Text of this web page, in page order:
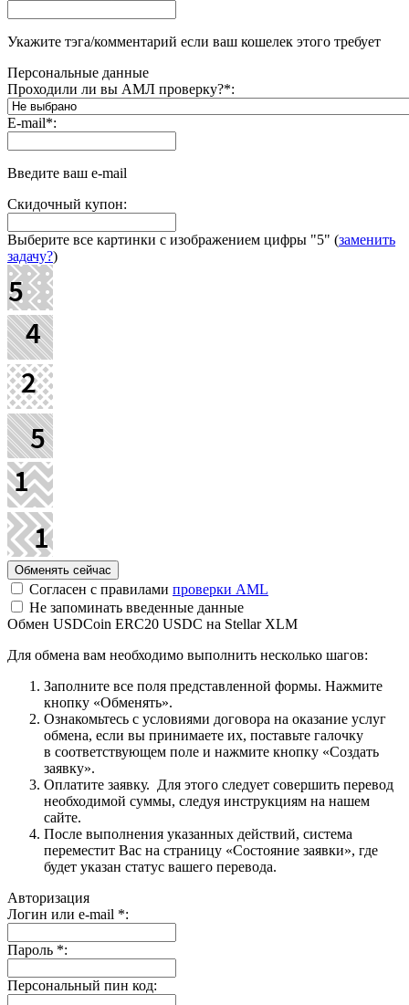
Укажите тэга/комментарий если ваш кошелек этого требует
Персональные данные
Проходили ли вы АМЛ проверку?*:
E-mail*:
Введите ваш e-mail
Скидочный купон:
Выберите все картинки с изображением цифры "5" (заменить
задачу?)
Согласен с правилами проверки AML
Не запоминать введенные данные
Обмен USDCoin ERC20 USDC на Stellar XLM
Для обмена вам необходимо выполнить несколько шагов:
Заполните все поля представленной формы. Нажмите
кнопку «Обменять».
Ознакомьтесь с условиями договора на оказание услуг
обмена, если вы принимаете их, поставьте галочку
в соответствующем поле и нажмите кнопку «Создать
заявку».
Оплатите заявку. Для этого следует совершить перевод
необходимой суммы, следуя инструкциям на нашем
сайте.
После выполнения указанных действий, система
переместит Вас на страницу «Состояние заявки», где
будет указан статус вашего перевода.
Авторизация
Логин или e-mail *:
Пароль *:
Персональный пин код: